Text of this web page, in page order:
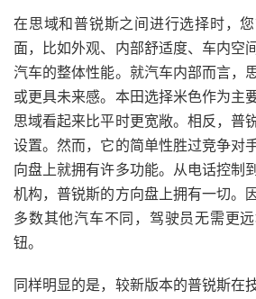
在思域和普锐斯之间进行选择时，
面，比如外观、内部舒适度、车内空
汽车的整体性能。就汽车内部而言，
或更具未来感。本田选择米色作为主
思域看起来比平时更宽敞。相反，普
设置。然而，它的简单性胜过竞争对
向盘上就拥有许多功能。从电话控制
机构，普锐斯的方向盘上拥有一切。
多数其他汽车不同，驾驶员无需更
钮。
同样明显的是，较新版本的普锐斯在